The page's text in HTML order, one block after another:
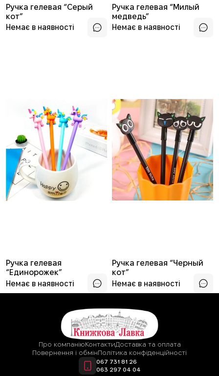
Ручка гелевая “Серый
кот”
Немає в наявності
Ручка гелевая “Милый
медведь”
Немає в наявності
Ручка гелевая
“Единорожек”
Немає в наявності
Ручка гелевая “Черный
кот”
Немає в наявності
Про компаніюКонтактиДоставка та оплата
Повернення і обмінПолітика конфіденційності
067 731 81 26
063 297 04 04